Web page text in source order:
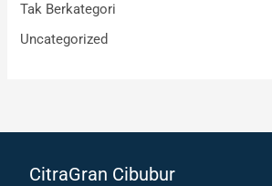
Tak Berkategori
Uncategorized
CitraGran Cibubur